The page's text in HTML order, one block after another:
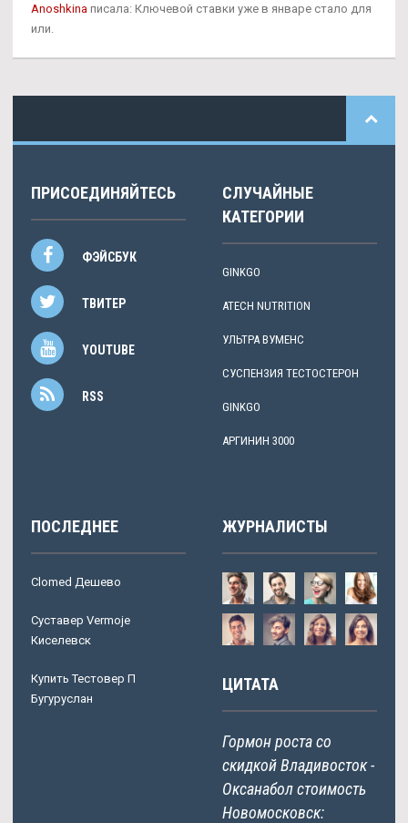
Anoshkina писала: Ключевой ставки уже в январе стало для
или.
ПРИСОЕДИНЯЙТЕСЬ
ФЭЙСБУК
ТВИТЕР
YOUTUBE
RSS
СЛУЧАЙНЫЕ
КАТЕГОРИИ
GINKGO
ATECH NUTRITION
УЛЬТРА ВУМЕНС
СУСПЕНЗИЯ ТЕСТОСТЕРОН
GINKGO
АРГИНИН 3000
ПОСЛЕДНЕЕ
Clomed Дешево
Суставер Vermoje
Киселевск
Купить Тестовер П
Бугуруслан
ЖУРНАЛИСТЫ
ЦИТАТА
Гормон роста со
скидкой Владивосток -
Оксанабол стоимость
Новомосковск: